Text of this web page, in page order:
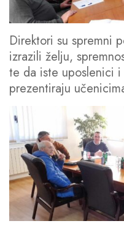
Direktori su spremni
izrazili želju,
te da iste uposlenici
prezentiraju